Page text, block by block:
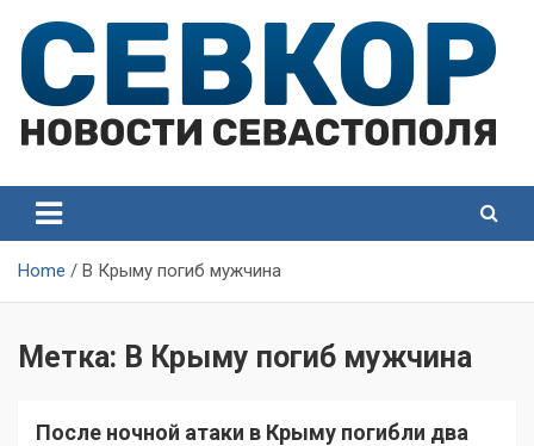
content
Севастополя
Севастополя
Home В Крыму погиб мужчина
Метка: В Крыму погиб мужчина
После ночной атаки в Крыму погибли два